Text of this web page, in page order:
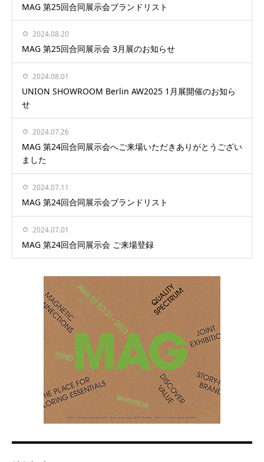
MAG 第25回合同展示会ブランドリスト
2024.08.20
MAG 第25回合同展示会 3月展のお知らせ
2024.08.01
UNION SHOWROOM Berlin AW2025 1月展開催のお知ら
せ
2024.07.26
MAG 第24回合同展示会へご来場いただきありがとうござい
ました
2024.07.11
MAG 第24回合同展示会ブランドリスト
2024.07.01
MAG 第24回合同展示会 ご来場登録